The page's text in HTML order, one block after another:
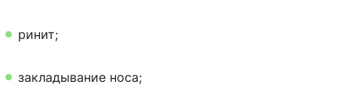
ринит;
закладывание носа;